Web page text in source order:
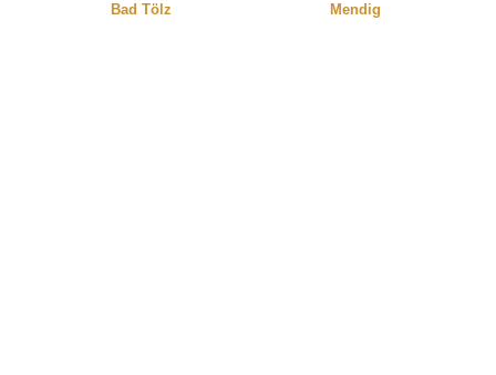
Bad Tölz Mendig